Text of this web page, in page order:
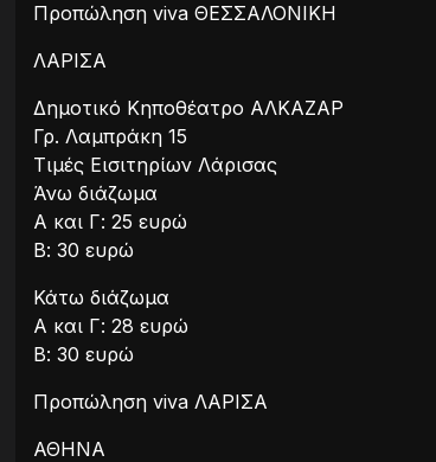
Προπώληση viva ΘΕΣΣΑΛΟΝΙΚΗ
ΛΑΡΙΣΑ
Δημοτικό Κηποθέατρο ΑΛΚΑΖΑΡ
Γρ. Λαμπράκη 15
Τιμές Εισιτηρίων Λάρισας
Άνω διάζωμα
A και Γ: 25 ευρώ
Β: 30 ευρώ
Κάτω διάζωμα
Α και Γ: 28 ευρώ
Β: 30 ευρώ
Προπώληση viva ΛΑΡΙΣΑ
ΑΘΗΝΑ